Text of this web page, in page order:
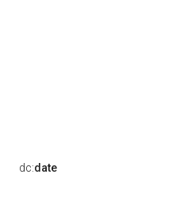
dc:date